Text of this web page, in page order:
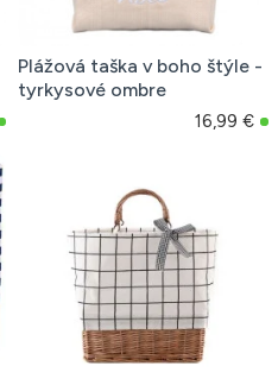
Plážová taška v boho štýle -
tyrkysové ombre
16,99 €